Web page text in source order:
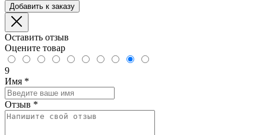
Добавить к заказу
Оставить отзыв
Оцените товар
9
Имя *
Отзыв *